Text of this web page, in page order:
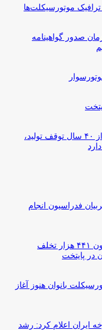
موتورسیکلت‌ها
صدور گواهینامه
برند قدیمی موربیدلی (Morbidelli) پس از ۴۰ سال توقف تولید،
فدراسیون انجام
فاجعه موتورسواری در ایران: اعمال قانون ۴۴۱ هزار تخلف
بانوان هنوز آغاز
اعلام کرد: رشد